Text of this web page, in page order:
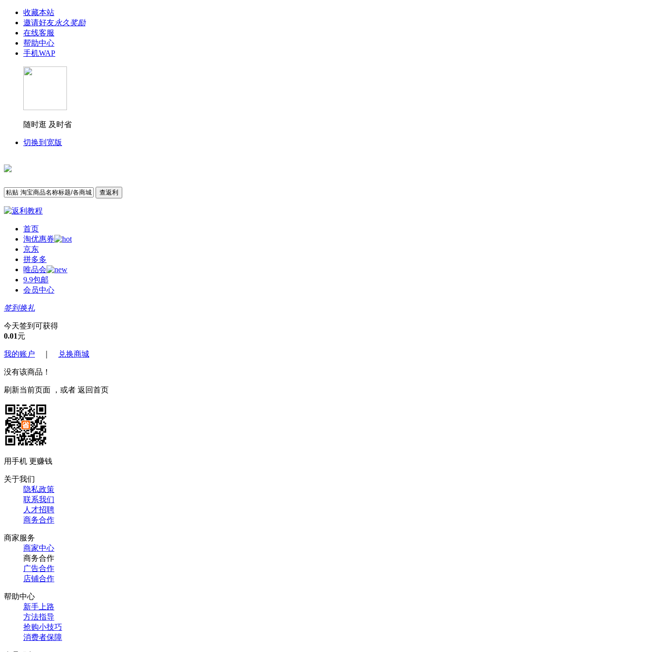
收藏本站
邀请好友永久奖励
在线客服
帮助中心
手机WAP
随时逛 及时省
切换到宽版
查返利
首页
淘优惠券
京东
拼多多
唯品会
9.9包邮
会员中心
签到换礼
今天签到可获得
0.01元
我的账户 兑换商城
没有该商品！
刷新当前页面 ，或者 返回首页
用手机 更赚钱
关于我们
隐私政策
联系我们
人才招聘
商务合作
商家服务
商家中心
商务合作
广告合作
店铺合作
帮助中心
新手上路
方法指导
抢购小技巧
消费者保障